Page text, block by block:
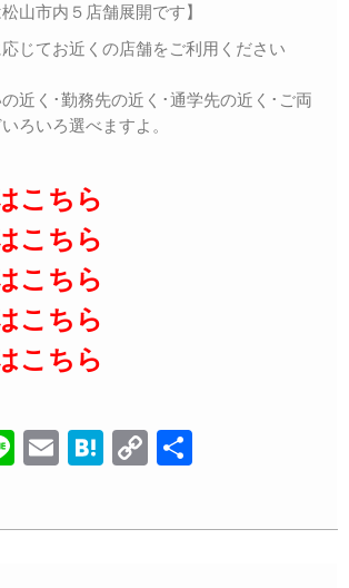
山市内５店舗展開です】
じてお近くの店舗をご利用ください
近く･勤務先の近く･通学先の近く･ご両
ろいろ選べますよ。
こちら
こちら
こちら
こちら
こちら
Li
e
E
ail
H
e
C
p